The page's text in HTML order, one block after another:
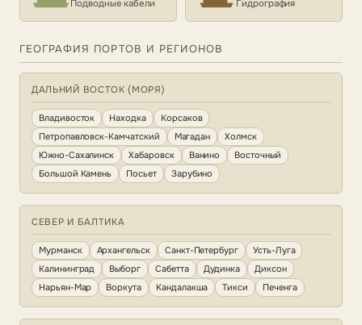
Подводные кабели Гидрография
ГЕОГРАФИЯ ПОРТОВ И РЕГИОНОВ
ДАЛЬНИЙ ВОСТОК (МОРЯ)
Владивосток Находка
Корсаков
Петропавловск-Камчатский
Магадан
Холмск
Южно-Сахалинск
Хабаровск Ванино
Восточный
Большой Камень
Посьет Зарубино
СЕВЕР И БАЛТИКА
Мурманск Архангельск Санкт-Петербург
Усть-Луга
Калининград
Выборг Сабетта Дудинка
Диксон
Нарьян-Мар
Воркута Кандалакша Тикси Печенга